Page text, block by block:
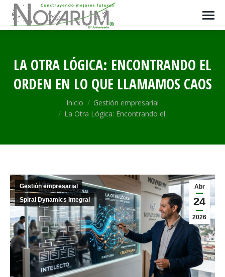
LA OTRA LÓGICA: ENCONTRANDO EL
ORDEN EN LO QUE LLAMAMOS CAOS
Inicio
Gestión empresarial
La Otra Lógica: Encontrando el…
Abr
24
2026
Gestión empresarial
Spiral Dynamics Integral